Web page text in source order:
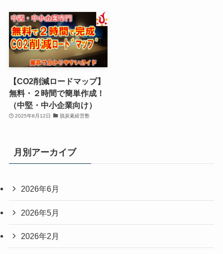
【CO2削減ロードマップ】
無料・２時間で簡単作成！
（中堅・中小企業向け）
2025年8月12日 脱炭素経営塾
月別アーカイブ
2026年6月
2026年5月
2026年2月